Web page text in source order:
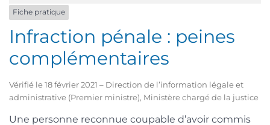
Fiche pratique
Infraction pénale : peines
complémentaires
Vérifié le 18 février 2021 – Direction de l’information légale et
administrative (Premier ministre), Ministère chargé de la justice
Une personne reconnue coupable d’avoir commis